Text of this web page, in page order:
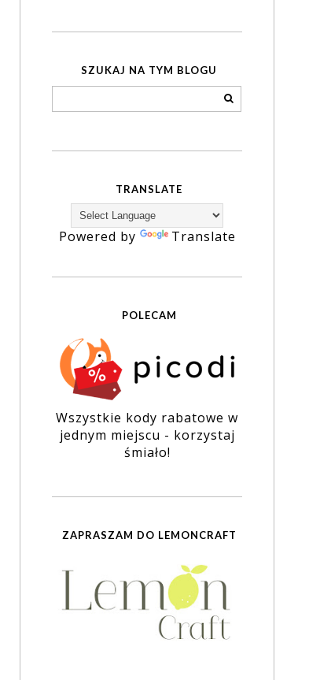
SZUKAJ NA TYM BLOGU
TRANSLATE
Powered by Translate
POLECAM
Wszystkie kody rabatowe w
jednym miejscu - korzystaj
śmiało!
ZAPRASZAM DO LEMONCRAFT